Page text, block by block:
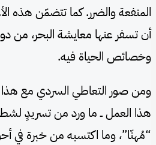
المنفعة والضرر. كما تتضمّن هذه
أن تسفر عنها معايشة البحر،
وخصائص الحياة فيه.
ومن صور التعاطي السردي مع هذا
هذا العمل ــ ما ورد من تسريدٍ
“مُهنّا”، وما اكتسبه من خبرة في